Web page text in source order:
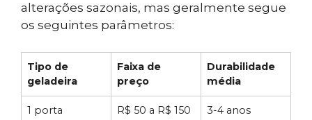
alterações sazonais, mas geralmente segue
os seguintes parâmetros:
Tipo de
geladeira
Faixa de
preço
Durabilidade
média
1 porta R$ 50 a R$ 150 3-4 anos